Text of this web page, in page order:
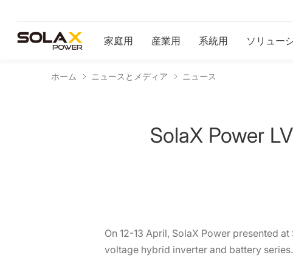
家庭用 産業用 系統用 ソリュー
ホーム ニュースとメディア ニュース
SolaX Power
On 12-13 April, SolaX Power presented
voltage hybrid inverter and battery series.